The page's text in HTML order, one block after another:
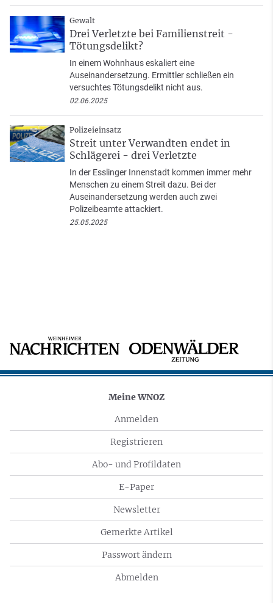
Gewalt
Drei Verletzte bei Familienstreit -
Tötungsdelikt?
In einem Wohnhaus eskaliert eine
Auseinandersetzung. Ermittler schließen ein
versuchtes Tötungsdelikt nicht aus.
02.06.2025
Polizeieinsatz
Streit unter Verwandten endet in
Schlägerei - drei Verletzte
In der Esslinger Innenstadt kommen immer mehr
Menschen zu einem Streit dazu. Bei der
Auseinandersetzung werden auch zwei
Polizeibeamte attackiert.
25.05.2025
Meine WNOZ
Anmelden
Registrieren
Abo- und Profildaten
E-Paper
Newsletter
Gemerkte Artikel
Passwort ändern
Abmelden